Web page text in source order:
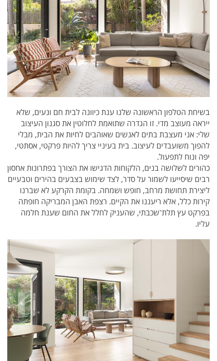
בשיחת הטלפון הראשונה שלנו ענת כיוונה לבית חם ונעים, שלא
ייראה מעוצב מדי. זו הגדרה שתואמת לחלוטין את סגנון העיצוב
שלי: אני מעצבת בתים לאנשים שאוהבים לחיות את הבית, מבלי
להפוך משועבדים לעיצוב. בית בעיניי צריך להיות פרקטי, אסתטי,
יפה ונוח לתפעול.
כהורים לשלושה בנים, הלקוחות הדגישו את הצורך בפתרונות אחסון
רבים שיסייעו לשמור על סדר, לצד שימוש בצבעים בהירים וטבעיים
ליצירת תחושת מרחב, חופש ושמחה. בקומת הקרקע לא שברנו
קירות כלל, אלא ריעננו את הקיים. רצפת האבן המבריקה חופתה
בפרקט עץ תלת־שכבתי, שהעניק לחלל את החום שענת חלמה
עליו.